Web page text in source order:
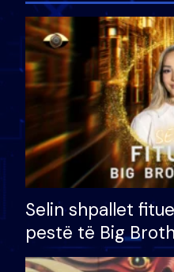
Selin shpallet
pestë të Big
çmimin e madh